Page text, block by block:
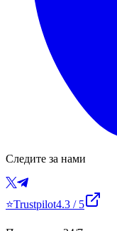
Следите за нами
⭐Trustpilot4.3 / 5